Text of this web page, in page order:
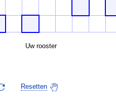
Uw rooster
Resetten